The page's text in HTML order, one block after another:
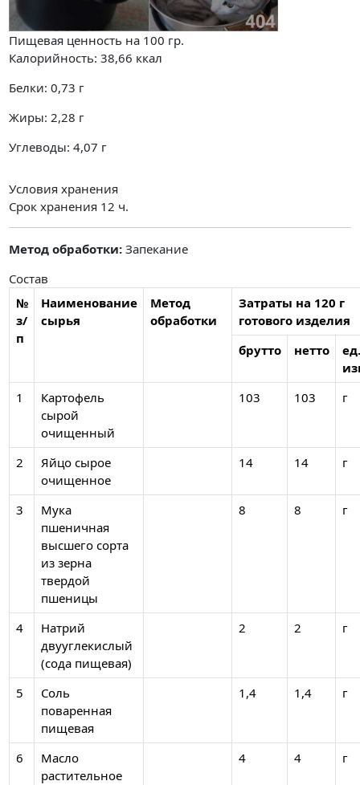
Пищевая ценность на 100 гр.
Калорийность: 38,66 ккал
Белки: 0,73 г
Жиры: 2,28 г
Углеводы: 4,07 г
Условия хранения
Срок хранения 12 ч.
Метод обработки: Запекание
Состав
№
з/
п
Наименование
сырья
Метод
обработки
Затраты на 120 г
готового изделия
брутто
нетто
ед.
1
Картофель
сырой
очищенный
103 103 г
2
Яйцо сырое
очищенное
14 14 г
3
Мука
пшеничная
высшего сорта
из зерна
твердой
пшеницы
8 8 г
4
Натрий
двууглекислый
(сода пищевая)
2 2 г
5
Соль
поваренная
пищевая
1,4 1,4 г
6
Масло
растительное
4 4 г